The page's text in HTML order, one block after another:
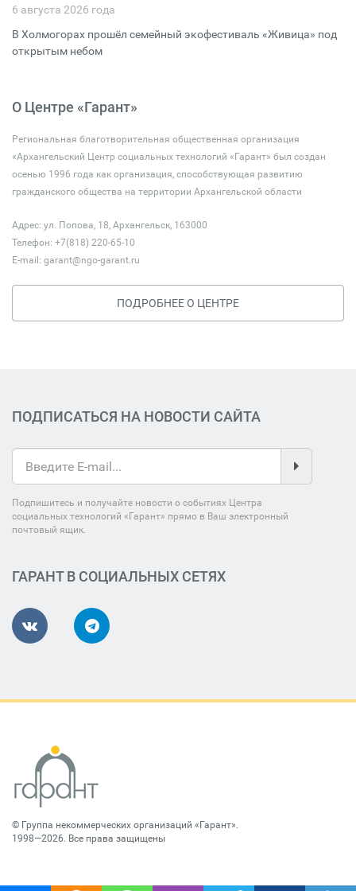
6 августа 2026 года
В Холмогорах прошёл семейный экофестиваль «Живица» под
открытым небом
О Центре «Гарант»
Региональная благотворительная общественная организация
«Архангельский Центр социальных технологий «Гарант» был создан
осенью 1996 года как организация, способствующая развитию
гражданского общества на территории Архангельской области
Адрес: ул. Попова, 18, Архангельск, 163000
Телефон: +7(818) 220-65-10
E-mail: garant@ngo-garant.ru
ПОДРОБНЕЕ О ЦЕНТРЕ
ПОДПИСАТЬСЯ НА НОВОСТИ САЙТА
Подпишитесь и получайте новости о событиях Центра
социальных технологий «Гарант» прямо в Ваш электронный
почтовый ящик.
ГАРАНТ В СОЦИАЛЬНЫХ СЕТЯХ
© Группа некоммерческих организаций «Гарант».
1998—2026. Все права защищены